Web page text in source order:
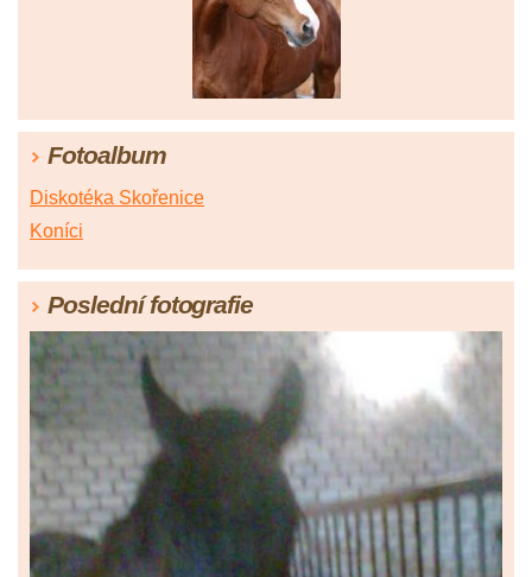
Fotoalbum
Diskotéka Skořenice
Koníci
Poslední fotografie